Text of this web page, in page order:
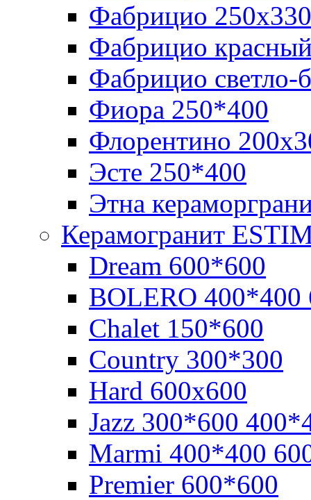
Фабрицио 250х330
Фабрицио
Фабрицио светло-
Фиора 250*400
Флорентино
Эсте 250*400
Этна
Керамогранит
Dream 600*600
BOLERO 400*400
Chalet 150*600
Cоuntry 300*300
Hard 600x600
Jazz 300*600
Marmi 400*400
Premier 600*600